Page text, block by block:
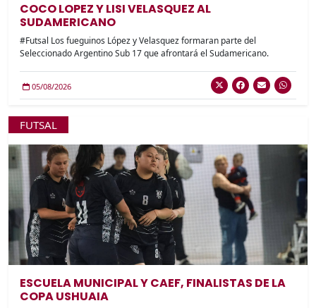
COCO LOPEZ Y LISI VELASQUEZ AL
SUDAMERICANO
#Futsal Los fueguinos López y Velasquez formaran parte del
Seleccionado Argentino Sub 17 que afrontará el Sudamericano.
05/08/2026
FUTSAL
ESCUELA MUNICIPAL Y CAEF, FINALISTAS DE LA
COPA USHUAIA